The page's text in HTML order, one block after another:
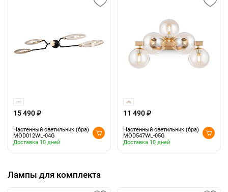
15 490 ₽
Настенный светильник (бра)
MOD012WL-04G
Доставка 10 дней
11 490 ₽
Настенный светильник (бра)
MOD547WL-05G
Доставка 10 дней
Лампы для комплекта